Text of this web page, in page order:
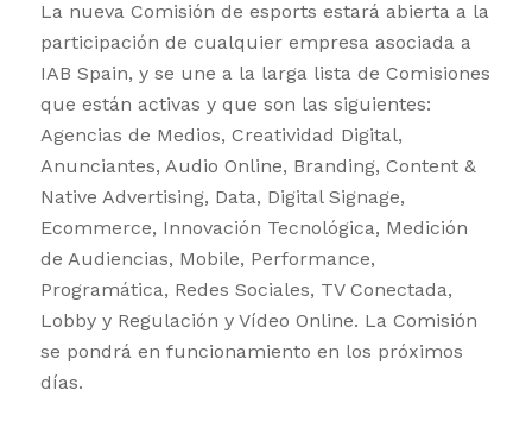
La nueva Comisión de esports estará abierta a la
participación de cualquier empresa asociada a
IAB Spain, y se une a la larga lista de Comisiones
que están activas y que son las siguientes:
Agencias de Medios, Creatividad Digital,
Anunciantes, Audio Online, Branding, Content &
Native Advertising, Data, Digital Signage,
Ecommerce, Innovación Tecnológica, Medición
de Audiencias, Mobile, Performance,
Programática, Redes Sociales, TV Conectada,
Lobby y Regulación y Vídeo Online. La Comisión
se pondrá en funcionamiento en los próximos
días.